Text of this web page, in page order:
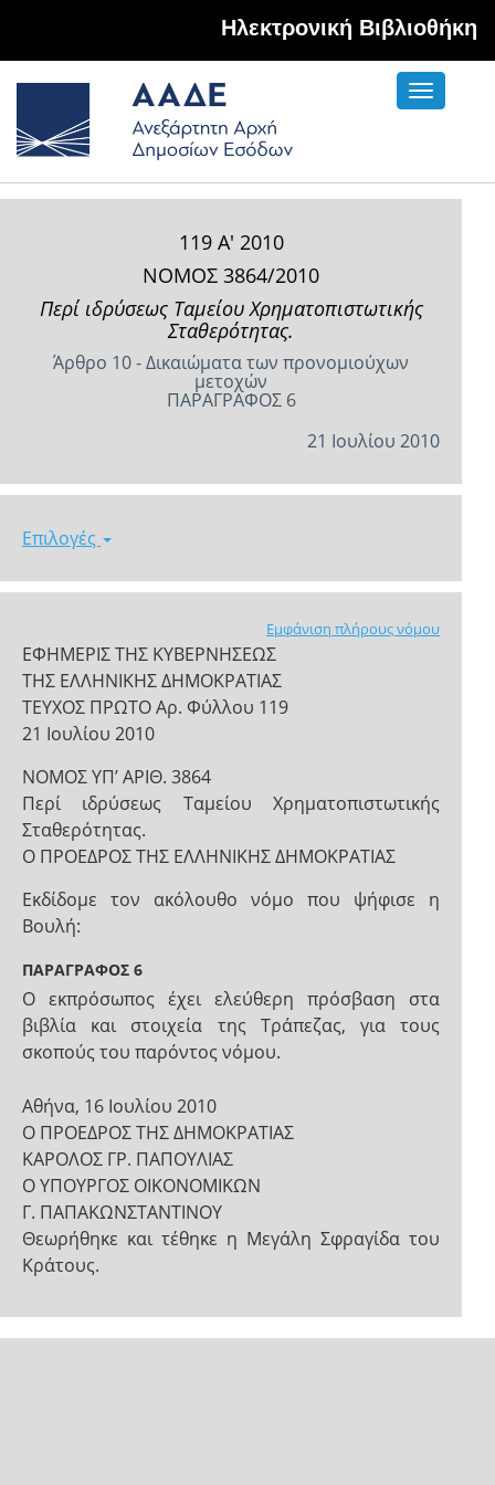
Hλεκτρονική Βιβλιοθήκη
Toggle
119 Α' 2010
ΝΟΜΟΣ 3864/2010
Περί ιδρύσεως Ταμείου Χρηματοπιστωτικής
Σταθερότητας.
Άρθρο 10 - Δικαιώματα των προνομιούχων
μετοχών
ΠΑΡΑΓΡΑΦΟΣ 6
21 Ιουλίου 2010
Επιλογές
Εμφάνιση πλήρους νόμου
ΕΦΗΜΕΡΙΣ ΤΗΣ ΚΥΒΕΡΝΗΣΕΩΣ
ΤΗΣ ΕΛΛΗΝΙΚΗΣ ΔΗΜΟΚΡΑΤΙΑΣ
ΤΕΥΧΟΣ ΠΡΩΤΟ Αρ. Φύλλου 119
21 Ιουλίου 2010
NOMOΣ ΥΠ’ ΑΡΙΘ. 3864
Περί ιδρύσεως Ταμείου Χρηματοπιστωτικής
Σταθερότητας.
Ο ΠΡΟΕΔΡΟΣ ΤΗΣ ΕΛΛΗΝΙΚΗΣ ΔΗΜΟΚΡΑΤΙΑΣ
Εκδίδομε τον ακόλουθο νόμο που ψήφισε η
Βουλή:
ΠΑΡΑΓΡΑΦΟΣ 6
Ο εκπρόσωπος έχει ελεύθερη πρόσβαση στα
βιβλία και στοιχεία της Τράπεζας, για τους
σκοπούς του παρόντος νόμου.
Αθήνα, 16 Ιουλίου 2010
Ο ΠΡΟΕΔΡΟΣ ΤΗΣ ΔΗΜΟΚΡΑΤΙΑΣ
ΚΑΡΟΛΟΣ ΓΡ. ΠΑΠΟΥΛΙΑΣ
Ο ΥΠΟΥΡΓΟΣ ΟΙΚΟΝΟΜΙΚΩΝ
Γ. ΠΑΠΑΚΩΝΣΤΑΝΤΙΝΟΥ
Θεωρήθηκε και τέθηκε η Μεγάλη Σφραγίδα του
Κράτους.